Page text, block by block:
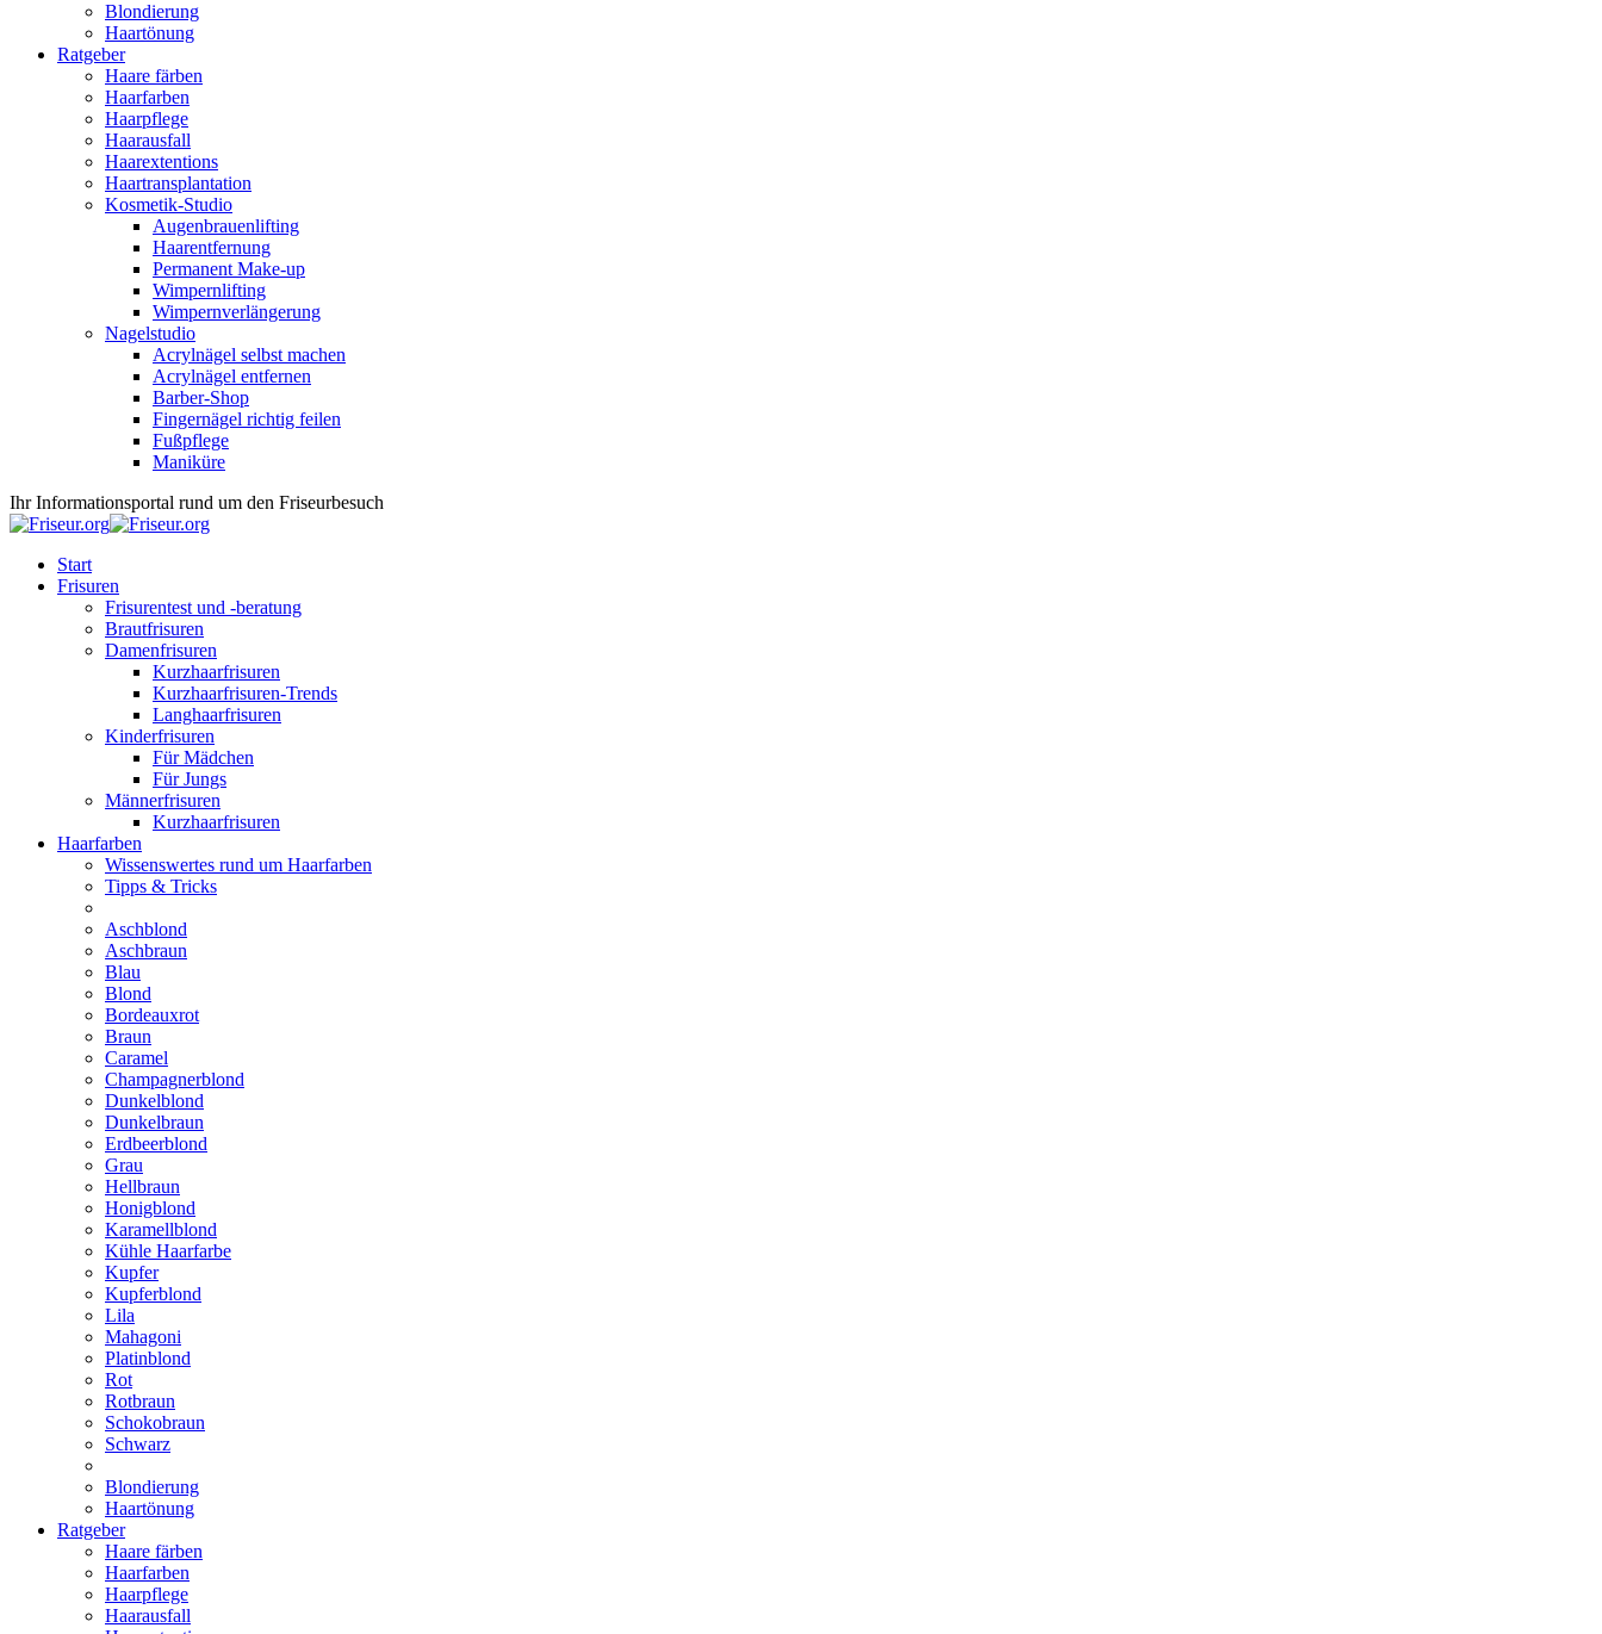
Blondierung
Haartönung
Ratgeber
Haare färben
Haarfarben
Haarpflege
Haarausfall
Haarextentions
Haartransplantation
Kosmetik-Studio
Augenbrauenlifting
Haarentfernung
Permanent Make-up
Wimpernlifting
Wimpernverlängerung
Nagelstudio
Acrylnägel selbst machen
Acrylnägel entfernen
Barber-Shop
Fingernägel richtig feilen
Fußpflege
Maniküre
Ihr Informationsportal rund um den Friseurbesuch
Start
Frisuren
Frisurentest und -beratung
Brautfrisuren
Damenfrisuren
Kurzhaarfrisuren
Kurzhaarfrisuren-Trends
Langhaarfrisuren
Kinderfrisuren
Für Mädchen
Für Jungs
Männerfrisuren
Kurzhaarfrisuren
Haarfarben
Wissenswertes rund um Haarfarben
Tipps & Tricks
Aschblond
Aschbraun
Blau
Blond
Bordeauxrot
Braun
Caramel
Champagnerblond
Dunkelblond
Dunkelbraun
Erdbeerblond
Grau
Hellbraun
Honigblond
Karamellblond
Kühle Haarfarbe
Kupfer
Kupferblond
Lila
Mahagoni
Platinblond
Rot
Rotbraun
Schokobraun
Schwarz
Blondierung
Haartönung
Ratgeber
Haare färben
Haarfarben
Haarpflege
Haarausfall